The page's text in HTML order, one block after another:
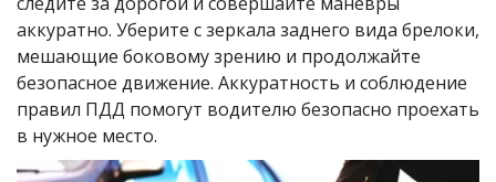
аккуратно. Уберите с зеркала заднего вида брелоки,
мешающие боковому зрению и продолжайте
безопасное движение. Аккуратность и соблюдение
правил ПДД помогут водителю безопасно проехать
в нужное место.